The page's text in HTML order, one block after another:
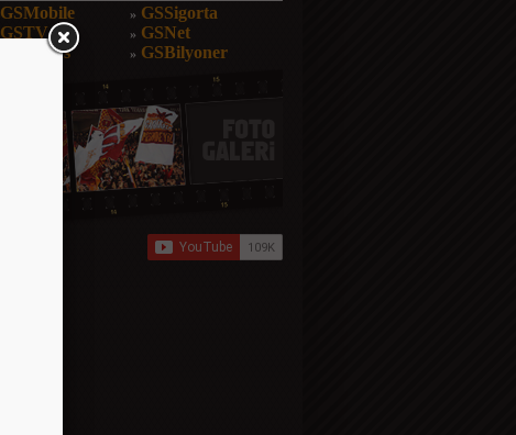
GSMobile
GSTV
GSBonus
» GSSigorta
» GSNet
» GSBilyoner